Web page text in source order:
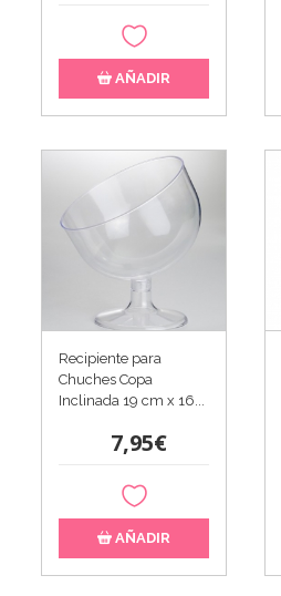
AÑADIR
Recipiente para
Chuches Copa
Inclinada 19 cm x 16...
7,95€
AÑADIR